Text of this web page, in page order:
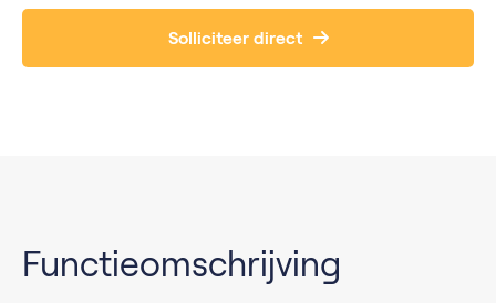
Solliciteer direct
Functieomschrijving